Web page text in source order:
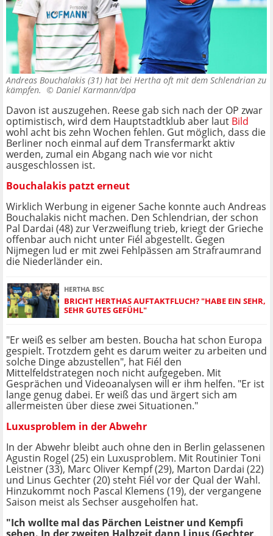
Andreas Bouchalakis (31) hat bei Hertha oft mit dem Schlendrian zu
kämpfen. © Daniel Karmann/dpa
Davon ist auszugehen. Reese gab sich nach der OP zwar
optimistisch, wird dem Hauptstadtklub aber laut Bild
wohl acht bis zehn Wochen fehlen. Gut möglich, dass die
Berliner noch einmal auf dem Transfermarkt aktiv
werden, zumal ein Abgang nach wie vor nicht
ausgeschlossen ist.
Bouchalakis patzt erneut
Wirklich Werbung in eigener Sache konnte auch Andreas
Bouchalakis nicht machen. Den Schlendrian, der schon
Pal Dardai (48) zur Verzweiflung trieb, kriegt der Grieche
offenbar auch nicht unter Fiél abgestellt. Gegen
Nijmegen lud er mit zwei Fehlpässen am Strafraumrand
die Niederländer ein.
HERTHA BSC
BRICHT HERTHAS AUFTAKTFLUCH? "HABE EIN SEHR,
SEHR GUTES GEFÜHL"
"Er weiß es selber am besten. Boucha hat schon Europa
gespielt. Trotzdem geht es darum weiter zu arbeiten und
solche Dinge abzustellen", hat Fiél den
Mittelfeldstrategen noch nicht aufgegeben. Mit
Gesprächen und Videoanalysen will er ihm helfen. "Er ist
lange genug dabei. Er weiß das und ärgert sich am
allermeisten über diese zwei Situationen."
Luxusproblem in der Abwehr
In der Abwehr bleibt auch ohne den in Berlin gelassenen
Agustin Rogel (25) ein Luxusproblem. Mit Routinier Toni
Leistner (33), Marc Oliver Kempf (29), Marton Dardai (22)
und Linus Gechter (20) steht Fiél vor der Qual der Wahl.
Hinzukommt noch Pascal Klemens (19), der vergangene
Saison meist als Sechser ausgeholfen hat.
"Ich wollte mal das Pärchen Leistner und Kempfi